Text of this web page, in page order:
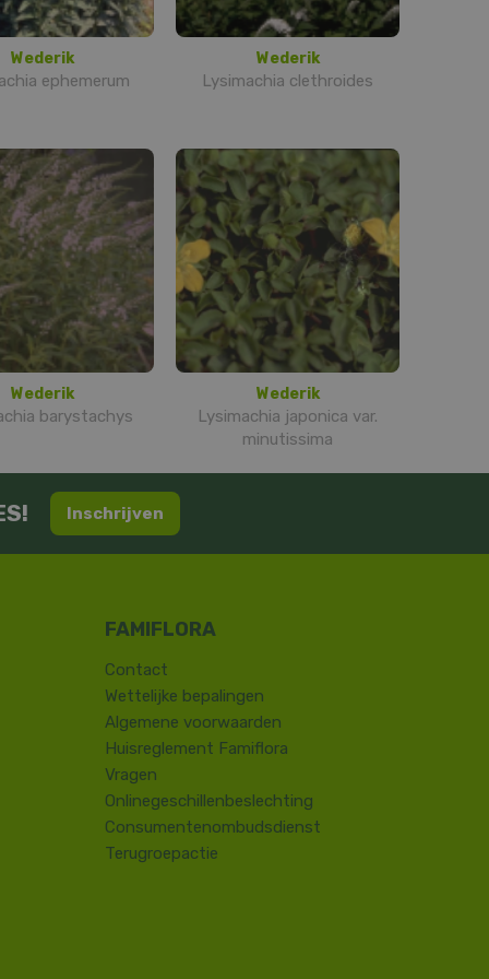
Wederik
ephemerum
Wederik
Lysimachia clethroides
Wederik
barystachys
Wederik
Lysimachia japonica var.
minutissima
Inschrijven
Contact
​Wettelijke bepalingen
Algemene voorwaarden
Huisreglement Famiflora
Vragen
Onlinegeschillenbeslechting
Consumentenombudsdienst
Terugroepactie